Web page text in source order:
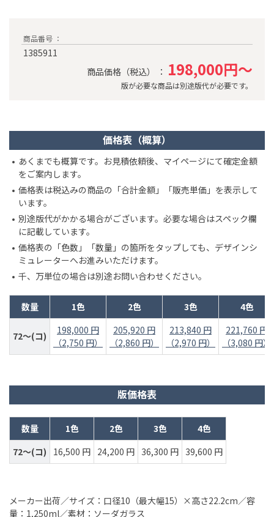
商品番号 ：
1385911
商品価格（税込） ： 198,000円～
版が必要な商品は別途版代が必要です。
価格表（概算）
あくまでも概算です。お見積依頼後、マイページにて確定金額
をご案内します。
価格表は税込みの商品の「合計金額」「販売単価」を表示して
います。
別途版代がかかる場合がございます。必要な場合はスペック欄
に記載しています。
価格表の「色数」「数量」の箇所をタップしても、デザインシ
ミュレーターへお進みいただけます。
千、万単位の場合は別途お問い合わせください。
数量 1色 2色 3色 4色
72～(コ)
198,000 円
（2,750 円）
205,920 円
（2,860 円）
213,840 円
（2,970 円）
221,760 円
（3,080 円）
版価格表
数量 1色 2色 3色
4色
72～(コ)
16,500 円 24,200 円 36,300 円 39,600 円
メーカー出荷／サイズ：口径10（最大幅15）×高さ22.2cm／容
量：1,250ml／素材：ソーダガラス